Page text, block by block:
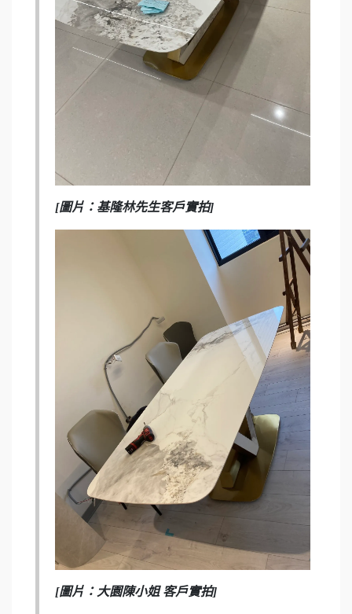
[圖片：基隆林先生客戶實拍]
[圖片：大園陳小姐 客戶實拍]